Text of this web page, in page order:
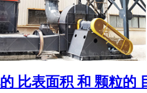
比表面积 和 颗粒的